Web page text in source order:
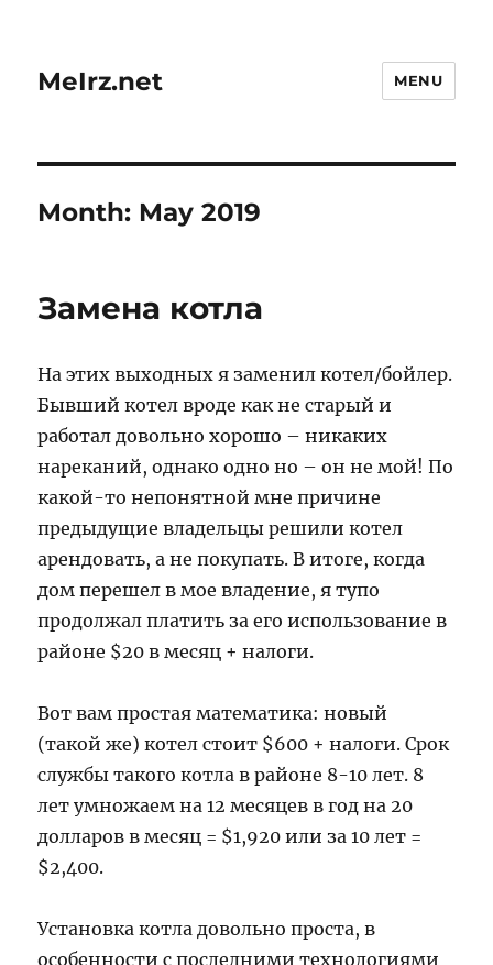
MeIrz.net MENU
Month: May 2019
Замена котла
На этих выходных я заменил котел/бойлер.
Бывший котел вроде как не старый и
работал довольно хорошо – никаких
нареканий, однако одно но – он не мой! По
какой-то непонятной мне причине
предыдущие владельцы решили котел
арендовать, а не покупать. В итоге, когда
дом перешел в мое владение, я тупо
продолжал платить за его использование в
районе $20 в месяц + налоги.
Вот вам простая математика: новый
(такой же) котел стоит $600 + налоги. Срок
службы такого котла в районе 8-10 лет. 8
лет умножаем на 12 месяцев в год на 20
долларов в месяц = $1,920 или за 10 лет =
$2,400.
Установка котла довольно проста, в
особенности с последними технологиями